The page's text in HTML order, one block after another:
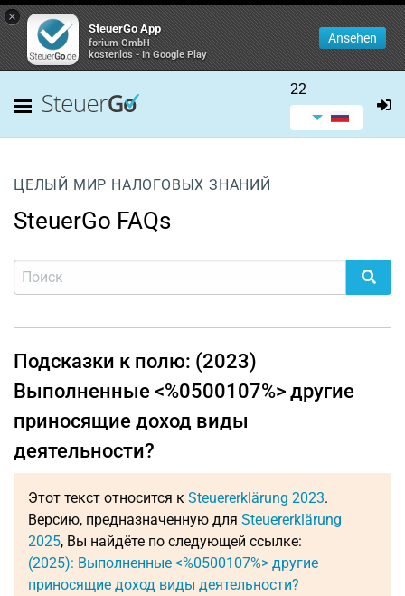
×
SteuerGo App
forium GmbH
kostenlos - In Google Play
Ansehen
22
ЦЕЛЫЙ МИР НАЛОГОВЫХ ЗНАНИЙ
SteuerGo FAQs
Подсказки к полю: (2023)
Выполненные <%0500107%> другие
приносящие доход виды
деятельности?
Этот текст относится к Steuererklärung 2023.
Версию, предназначенную для Steuererklärung
2025, Вы найдёте по следующей ссылке:
(2025): Выполненные <%0500107%> другие
приносящие доход виды деятельности?